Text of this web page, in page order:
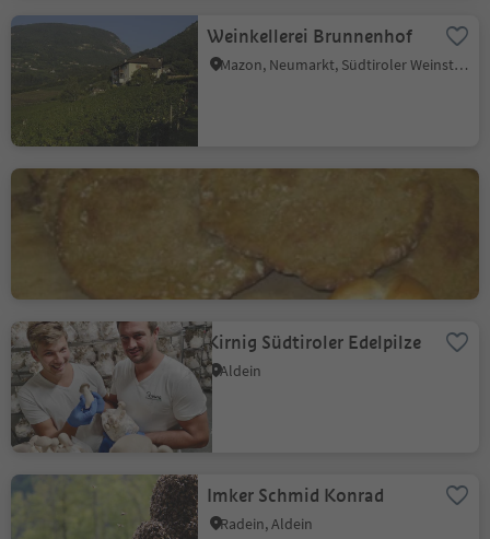
Weinkellerei Brunnenhof
Mazon, Neumarkt, Südtiroler Weinstraße
Bäckerei Aldeiner Bergbrot
Kirnig Südtiroler Edelpilze
Aldein
Imker Schmid Konrad
Radein, Aldein